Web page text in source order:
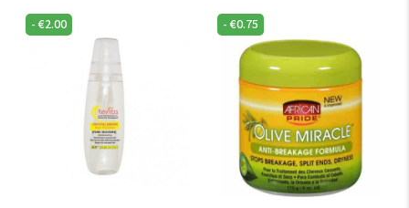
Buttery
Creme
aantal
2
-
IN-
1
Shampoo
&
Conditioner
355
ml
-€2.00 -€0.75